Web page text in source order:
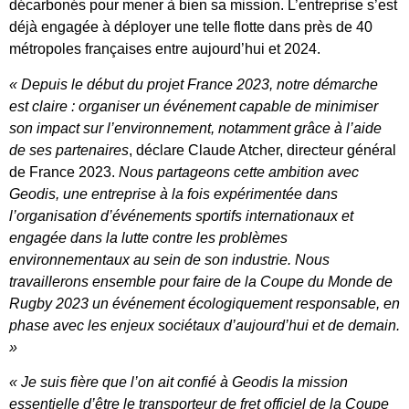
décarbonés pour mener à bien sa mission. L’entreprise s’est
déjà engagée à déployer une telle flotte dans près de 40
métropoles françaises entre aujourd’hui et 2024.
« Depuis le début du projet France 2023, notre démarche
est claire : organiser un événement capable de minimiser
son impact sur l’environnement, notamment grâce à l’aide
de ses partenaires, déclare Claude Atcher, directeur général
de France 2023. Nous partageons cette ambition avec
Geodis, une entreprise à la fois expérimentée dans
l’organisation d’événements sportifs internationaux et
engagée dans la lutte contre les problèmes
environnementaux au sein de son industrie. Nous
travaillerons ensemble pour faire de la Coupe du Monde de
Rugby 2023 un événement écologiquement responsable, en
phase avec les enjeux sociétaux d’aujourd’hui et de demain.
»
« Je suis fière que l’on ait confié à Geodis la mission
essentielle d’être le transporteur de fret officiel de la Coupe